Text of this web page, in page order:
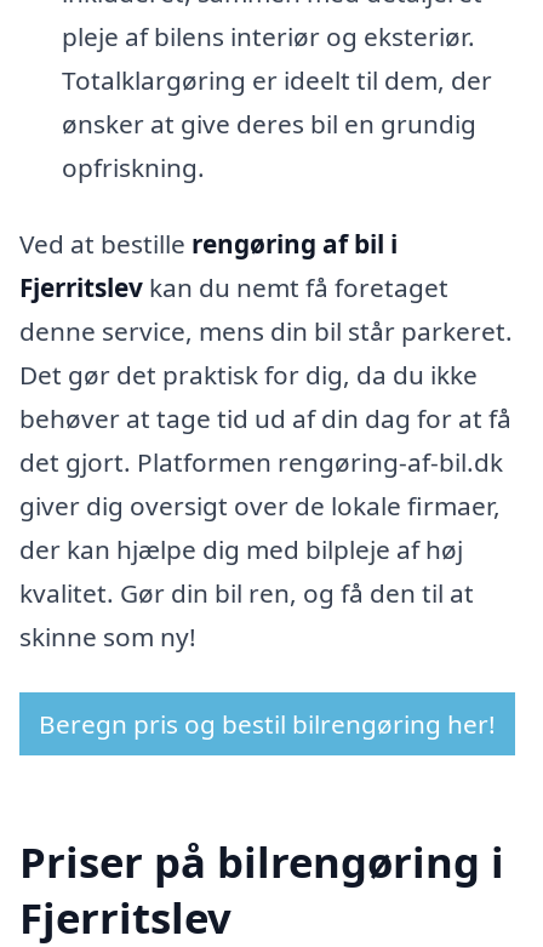
pleje af bilens interiør og eksteriør.
Totalklargøring er ideelt til dem, der
ønsker at give deres bil en grundig
opfriskning.
Ved at bestille rengøring af bil i
Fjerritslev kan du nemt få foretaget
denne service, mens din bil står parkeret.
Det gør det praktisk for dig, da du ikke
behøver at tage tid ud af din dag for at få
det gjort. Platformen rengøring-af-bil.dk
giver dig oversigt over de lokale firmaer,
der kan hjælpe dig med bilpleje af høj
kvalitet. Gør din bil ren, og få den til at
skinne som ny!
Beregn pris og bestil bilrengøring her!
Priser på bilrengøring i
Fjerritslev